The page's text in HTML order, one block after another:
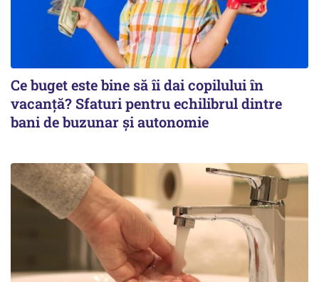
Ce buget este bine să îi dai copilului în
vacanță? Sfaturi pentru echilibrul dintre
bani de buzunar și autonomie